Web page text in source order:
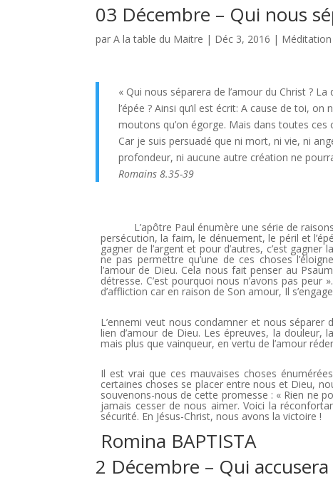
03 Décembre – Qui nous
parA la table du Maitre | Déc 3, 2016 |
« Qui nous séparera de l’amour du Christ ?
l’épée ? Ainsi qu’il est écrit: A cause de toi,
moutons qu’on égorge. Mais dans toutes
Car je suis persuadé que ni mort, ni vie, ni
profondeur, ni aucune autre création ne
Romains 8.35-39
L’apôtre Paul énumère une série de
persécution, la faim, le dénuement, le péril et
gagner de l’argent et pour d’autres, c’est
ne pas permettre qu’une de ces choses
l’amour de Dieu. Cela nous fait penser au
détresse. C’est pourquoi nous n’avons pas
d’affliction car en raison de Son amour, Il
L’ennemi veut nous condamner et nous séparer
lien d’amour de Dieu. Les épreuves, la
mais plus que vainqueur, en vertu de l’amour
Il est vrai que ces mauvaises choses
certaines choses se placer entre nous et Dieu,
souvenons-nous de cette promesse : « Rien ne
jamais cesser de nous aimer. Voici la
sécurité. En Jésus-Christ, nous avons la victoire !
Romina BAPTISTA
2 Décembre – Qui